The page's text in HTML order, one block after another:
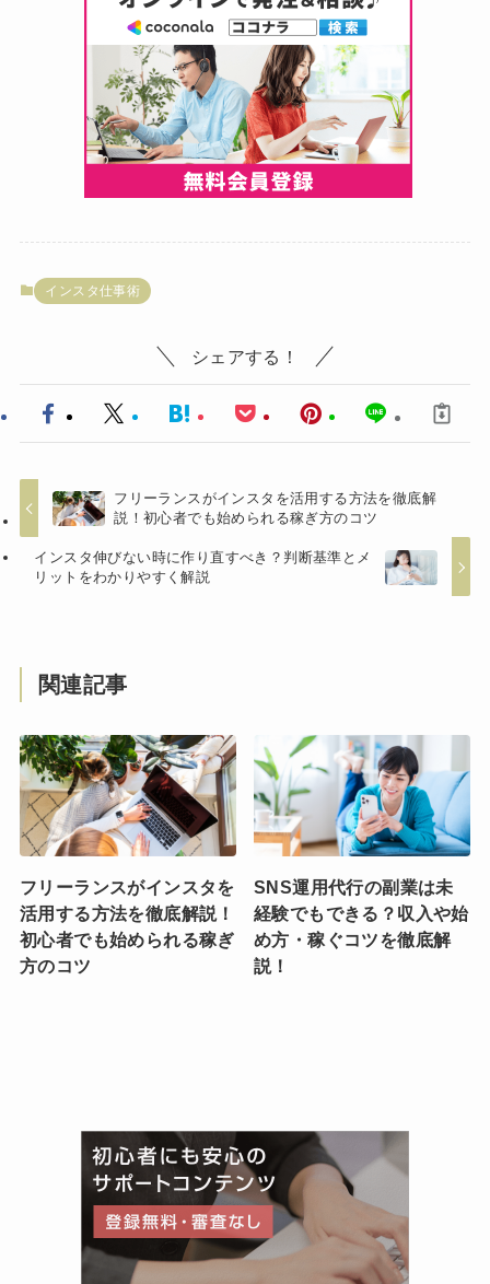
インスタ仕事術
シェアする！
フリーランスがインスタを活用する方法を徹底解
説！初心者でも始められる稼ぎ方のコツ
インスタ伸びない時に作り直すべき？判断基準とメ
リットをわかりやすく解説
関連記事
フリーランスがインスタを
活用する方法を徹底解説！
初心者でも始められる稼ぎ
方のコツ
SNS運用代行の副業は未
経験でもできる？収入や始
め方・稼ぐコツを徹底解
説！